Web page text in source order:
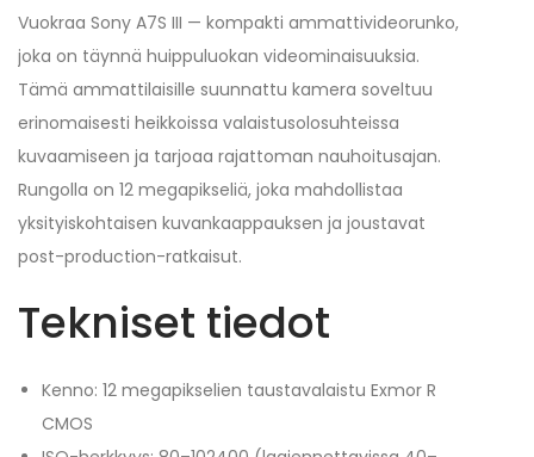
Vuokraa Sony A7S III — kompakti ammattivideorunko,
joka on täynnä huippuluokan videominaisuuksia.
Tämä ammattilaisille suunnattu kamera soveltuu
erinomaisesti heikkoissa valaistusolosuhteissa
kuvaamiseen ja tarjoaa rajattoman nauhoitusajan.
Rungolla on 12 megapikseliä, joka mahdollistaa
yksityiskohtaisen kuvankaappauksen ja joustavat
post-production-ratkaisut.
Tekniset tiedot
Kenno: 12 megapikselien taustavalaistu Exmor R
CMOS